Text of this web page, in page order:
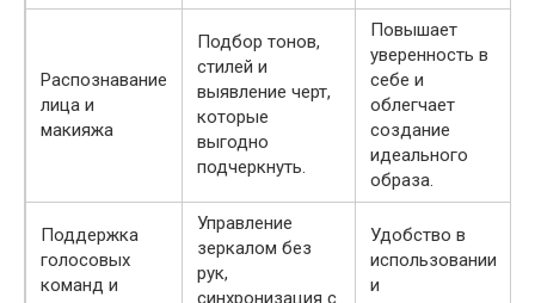
Распознавание
лица и
макияжа
Подбор тонов,
стилей и
выявление черт,
которые
выгодно
подчеркнуть.
Повышает
уверенность в
себе и
облегчает
создание
идеального
образа.
Поддержка
голосовых
команд и
Управление
зеркалом без
рук,
синхронизация с
Удобство в
использовании
и